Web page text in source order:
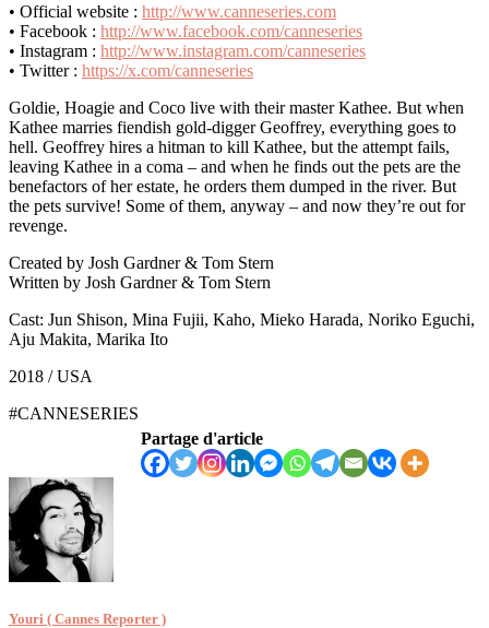
• Official website : http://www.canneseries.com
• Facebook : http://www.facebook.com/canneseries
• Instagram : http://www.instagram.com/canneseries
• Twitter : https://x.com/canneseries
Goldie, Hoagie and Coco live with their master Kathee. But when
Kathee marries fiendish gold-digger Geoffrey, everything goes to
hell. Geoffrey hires a hitman to kill Kathee, but the attempt fails,
leaving Kathee in a coma – and when he finds out the pets are the
benefactors of her estate, he orders them dumped in the river. But
the pets survive! Some of them, anyway – and now they’re out for
revenge.
Created by Josh Gardner & Tom Stern
Written by Josh Gardner & Tom Stern
Cast: Jun Shison, Mina Fujii, Kaho, Mieko Harada, Noriko Eguchi,
Aju Makita, Marika Ito
2018 / USA
#CANNESERIES
Partage d'article
Youri ( Cannes Reporter )